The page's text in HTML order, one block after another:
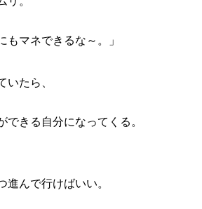
もマネできるな～。」
いたら、
できる自分になってくる。
進んで行けばいい。